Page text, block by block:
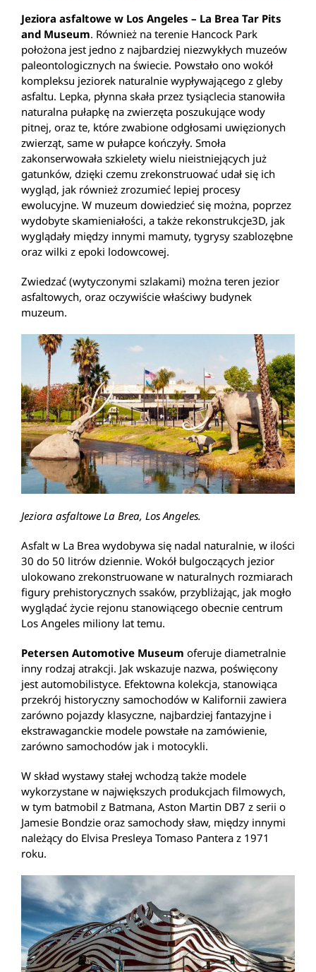
Jeziora asfaltowe w Los Angeles – La Brea Tar Pits
and Museum. Również na terenie Hancock Park
położona jest jedno z najbardziej niezwykłych muzeów
paleontologicznych na świecie. Powstało ono wokół
kompleksu jeziorek naturalnie wypływającego z gleby
asfaltu. Lepka, płynna skała przez tysiąclecia stanowiła
naturalna pułapkę na zwierzęta poszukujące wody
pitnej, oraz te, które zwabione odgłosami uwięzionych
zwierząt, same w pułapce kończyły. Smoła
zakonserwowała szkielety wielu nieistniejących już
gatunków, dzięki czemu zrekonstruować udał się ich
wygląd, jak również zrozumieć lepiej procesy
ewolucyjne. W muzeum dowiedzieć się można, poprzez
wydobyte skamieniałości, a także rekonstrukcje3D, jak
wyglądały między innymi mamuty, tygrysy szablozębne
oraz wilki z epoki lodowcowej.
Zwiedzać (wytyczonymi szlakami) można teren jezior
asfaltowych, oraz oczywiście właściwy budynek
muzeum.
Jeziora asfaltowe La Brea, Los Angeles.
Asfalt w La Brea wydobywa się nadal naturalnie, w ilości
30 do 50 litrów dziennie. Wokół bulgoczących jezior
ulokowano zrekonstruowane w naturalnych rozmiarach
figury prehistorycznych ssaków, przybliżając, jak mogło
wyglądać życie rejonu stanowiącego obecnie centrum
Los Angeles miliony lat temu.
Petersen Automotive Museum oferuje diametralnie
inny rodzaj atrakcji. Jak wskazuje nazwa, poświęcony
jest automobilistyce. Efektowna kolekcja, stanowiąca
przekrój historyczny samochodów w Kalifornii zawiera
zarówno pojazdy klasyczne, najbardziej fantazyjne i
ekstrawaganckie modele powstałe na zamówienie,
zarówno samochodów jak i motocykli.
W skład wystawy stałej wchodzą także modele
wykorzystane w największych produkcjach filmowych,
w tym batmobil z Batmana, Aston Martin DB7 z serii o
Jamesie Bondzie oraz samochody sław, między innymi
należący do Elvisa Presleya Tomaso Pantera z 1971
roku.